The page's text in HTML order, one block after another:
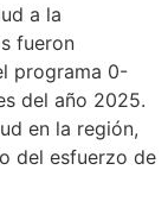
a la
fueron
programa 0-
del año 2025.
en la región,
del esfuerzo de